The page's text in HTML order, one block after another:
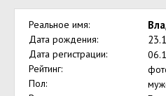
Реальное имя:
Дата рождения:
Дата регистрации:
Рейтинг:
Пол: